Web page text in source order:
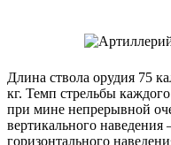
Длина ствола орудия 75
кг. Темп стрельбы
при мине непрерывной
вертикального
горизонтального